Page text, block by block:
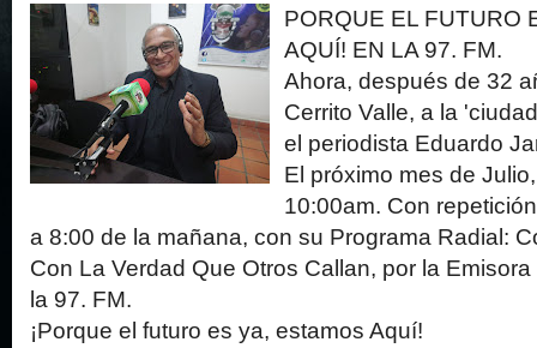
PORQUE EL FUTURO
AQUÍ! EN LA 97. FM.
Ahora, después de 32
Cerrito Valle, a la
el periodista Eduardo
El próximo mes de
10:00am. Con
a 8:00 de la mañana, con su Programa Radial:
Con La Verdad Que Otros Callan, por la
la 97. FM.
¡Porque el futuro es ya, estamos Aquí!